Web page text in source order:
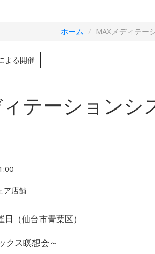
ホーム
MAXメディテー
よる開催
テーションシ
ア店舗
（仙台市青葉区）
クス瞑想会～